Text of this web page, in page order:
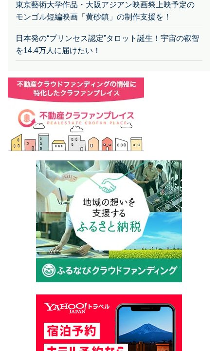
東京藝術大学作品・大阪アジアン映画祭上映予定の
モンゴル短編映画「黄砂鎮」の制作支援を！
日本発の“プリンセス認定”タロット誕生！宇宙の叡智
を14.4万人に届けたい！